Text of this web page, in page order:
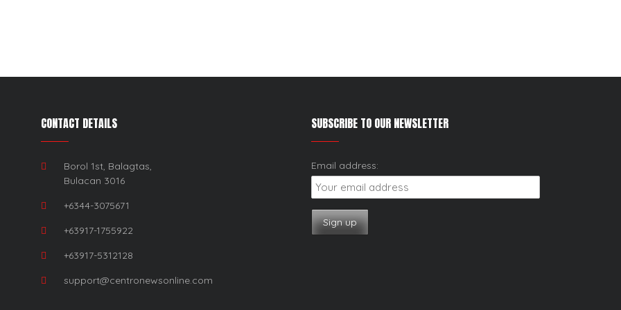
CONTACT DETAILS
Borol 1st, Balagtas,
Bulacan 3016
+6344-3075671
+63917-1755922
+63917-5312128
support@centronewsonline.com
SUBSCRIBE TO OUR NEWSLETTER
Email address: